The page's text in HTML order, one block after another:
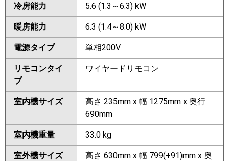
冷房能力 5.6 (1.3～6.3) kW
暖房能力 6.3 (1.4～8.0) kW
電源タイプ 単相200V
リモコンタイ
プ
ワイヤードリモコン
室内機サイズ
高さ 235mm x 幅 1275mm x 奥行
690mm
室内機重量 33.0 kg
室外機サイズ
高さ 630mm x 幅 799(+91)mm x 奥